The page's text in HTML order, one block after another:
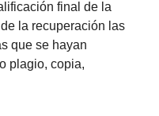
final de la
la recuperación las
que se hayan
plagio, copia,